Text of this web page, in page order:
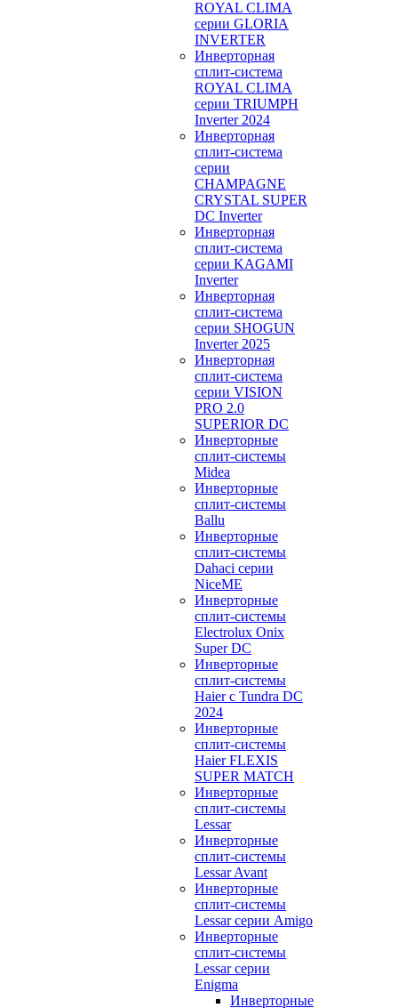
ROYAL CLIMA
серии GLORIA
INVERTER
Инверторная
сплит-система
ROYAL CLIMA
серии TRIUMPH
Inverter 2024
Инверторная
сплит-система
серии
CHAMPAGNE
CRYSTAL SUPER
DC Inverter
Инверторная
сплит-система
серии KAGAMI
Inverter
Инверторная
сплит-система
серии SHOGUN
Inverter 2025
Инверторная
сплит-система
серии VISION
PRO 2.0
SUPERIOR DC
Инверторные
сплит-системы
Midea
Инверторные
сплит-системы
Ballu
Инверторные
сплит-системы
Dahaci серии
NiceME
Инверторные
сплит-системы
Electrolux Onix
Super DC
Инверторные
сплит-системы
Haier c Tundra DC
2024
Инверторные
сплит-системы
Haier FLEXIS
SUPER MATCH
Инверторные
сплит-системы
Lessar
Инверторные
сплит-системы
Lessar Avant
Инверторные
сплит-системы
Lessar серии Amigo
Инверторные
сплит-системы
Lessar серии
Enigma
Инверторные